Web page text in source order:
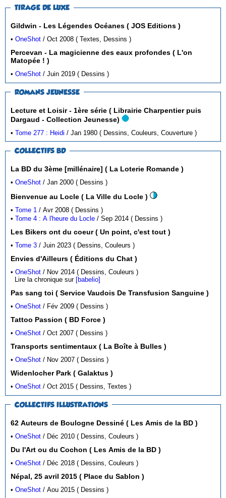
TIRAGE DE LUXE
Gildwin - Les Légendes Océanes ( JOS Editions )
•OneShot / Oct 2008 ( Textes, Dessins )
Percevan - La magicienne des eaux profondes ( L'on
Matopée ! )
•OneShot / Juin 2019 ( Dessins )
ROMANS JEUNESSE
Lecture et Loisir - 1ère série ( Librairie Charpentier puis
Dargaud - Collection Jeunesse)
•Tome 277 : Heidi / Jan 1980 ( Dessins, Couleurs, Couverture )
COLLECTIFS BD
La BD du 3ème [millénaire] ( La Loterie Romande )
•OneShot / Jan 2000 ( Dessins )
Bienvenue au Locle ( La Ville du Locle )
•Tome 1
/ Avr 2008 ( Dessins )
•Tome 4 : A l'heure du Locle / Sep 2014 ( Dessins )
Les Bikers ont du coeur ( Un point, c'est tout )
•Tome 3 / Juin 2023 ( Dessins, Couleurs )
Envies d'Ailleurs ( Éditions du Chat )
•OneShot
/ Nov 2014 ( Dessins, Couleurs )
Lire la chronique sur [babelio]
Pas sang toi ( Service Vaudois De Transfusion Sanguine )
•OneShot / Fév 2009 ( Dessins )
Tattoo Passion ( BD Force )
•OneShot / Oct 2007 ( Dessins )
Transports sentimentaux ( La Boîte à Bulles )
•OneShot / Nov 2007 ( Dessins )
Widenlocher Park ( Galaktus )
•OneShot / Oct 2015 ( Dessins, Textes )
COLLECTIFS ILLUSTRATIONS
62 Auteurs de Boulogne Dessiné ( Les Amis de la BD )
•OneShot / Déc 2010 ( Dessins, Couleurs )
Du l'Art ou du Cochon ( Les Amis de la BD )
•OneShot / Déc 2018 ( Dessins, Couleurs )
Népal, 25 avril 2015 ( Place du Sablon )
•OneShot / Aou 2015 ( Dessins )